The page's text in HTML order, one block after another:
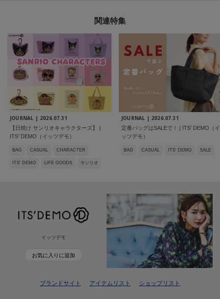
関連特集
JOURNAL | 2026.07.31
【日焼け サンリオキャラクターズ】 |
ITS' DEMO（イッツデモ）
BAG CASUAL CHARACTER
ITS' DEMO LIFE GOODS サンリオ
JOURNAL | 2026.07.31
定番バッグはSALEで！ | ITS' DEMO（イ
ッツデモ）
BAG CASUAL ITS' DEMO SALE
イッツデモ
お気に入りに追加
ブランドサイト アイテムリスト ショップリスト